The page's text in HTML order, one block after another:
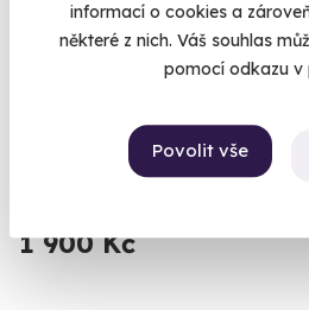
informací o cookies a
některé z nich. Váš souhlas
pomocí odkazu v
Povolit vše
Masáž medem
Zažijte výjimečné účinky medu na
Špindlerův Mlýn
1 900 Kč